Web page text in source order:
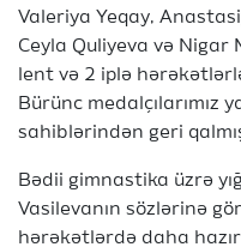
Valeriya Yeqay,
Ceyla Quliyeva və
lent və 2 iplə
Bürünc medalçılarımız
sahiblərindən geri
Bədii gimnastika üzrə
Vasilevanın sözlərinə
hərəkətlərdə daha